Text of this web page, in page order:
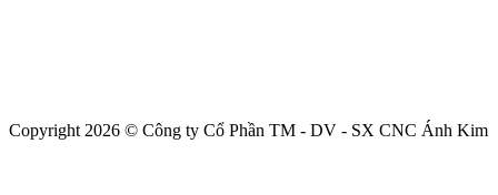
Copyright 2026 © Công ty Cổ Phần TM - DV - SX CNC Ánh Kim